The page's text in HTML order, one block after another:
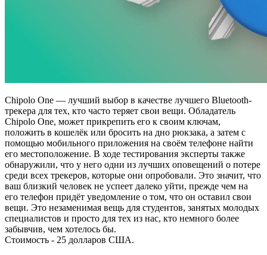
Chipolo One — лучший выбор в качестве лучшего Bluetooth-
трекера для тех, кто часто теряет свои вещи. Обладатель
Chipolo One, может прикрепить его к своим ключам,
положить в кошелёк или бросить на дно рюкзака, а затем с
помощью мобильного приложения на своём телефоне найти
его местоположение. В ходе тестирования эксперты также
обнаружили, что у него одни из лучших оповещений о потере
среди всех трекеров, которые они опробовали. Это значит, что
ваш близкий человек не успеет далеко уйти, прежде чем на
его телефон придёт уведомление о том, что он оставил свои
вещи. Это незаменимая вещь для студентов, занятых молодых
специалистов и просто для тех из нас, кто немного более
забывчив, чем хотелось бы.
Стоимость - 25 долларов США.